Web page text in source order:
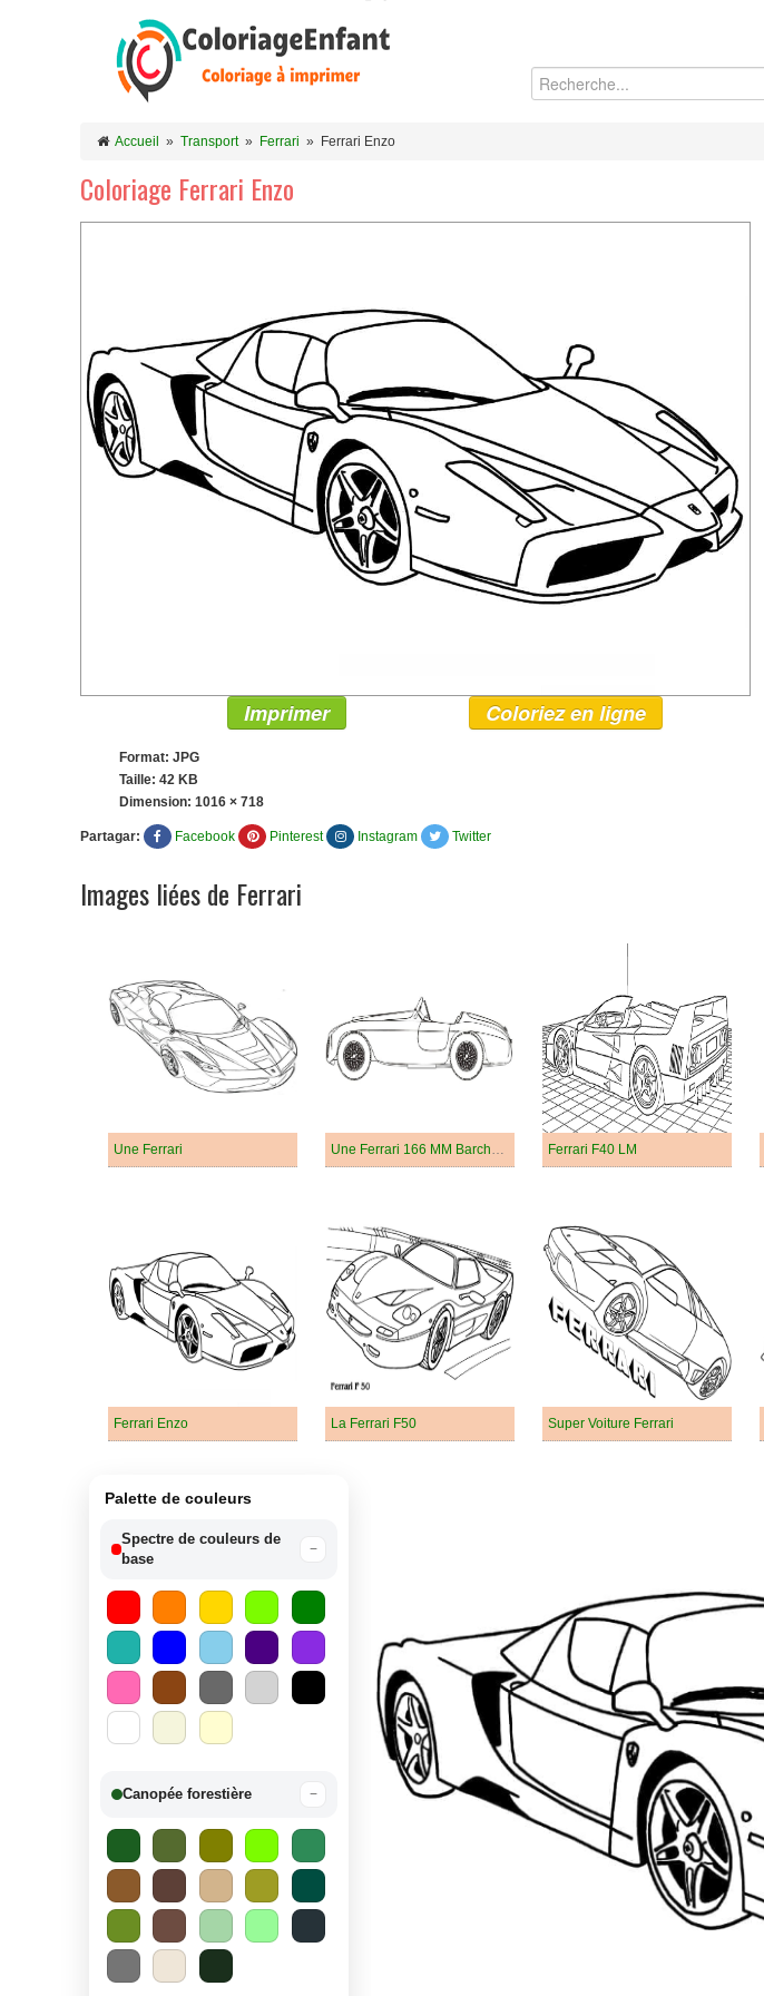
Accueil » Transport» Ferrari » Ferrari Enzo
Coloriage Ferrari Enzo
Imprimer Coloriez en ligne
Format: JPG
Taille: 42 KB
Dimension: 1016 × 718
Partagar: Facebook Pinterest Instagram Twitter
Images liées de Ferrari
Une Ferrari Une Ferrari 166 MM Barchetta Ferrari F40 LM
Ferrari Enzo La Ferrari F50 Super Voiture Ferrari
Palette de couleurs
Spectre de couleurs de
base
−
Canopée forestière −